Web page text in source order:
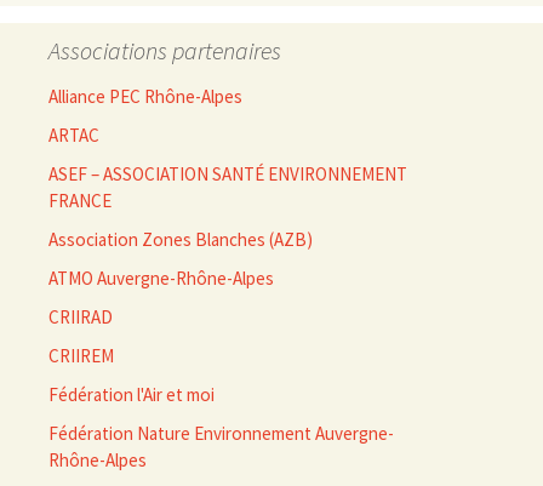
Associations partenaires
Alliance PEC Rhône-Alpes
ARTAC
ASEF – ASSOCIATION SANTÉ ENVIRONNEMENT
FRANCE
Association Zones Blanches (AZB)
ATMO Auvergne-Rhône-Alpes
CRIIRAD
CRIIREM
Fédération l'Air et moi
Fédération Nature Environnement Auvergne-
Rhône-Alpes